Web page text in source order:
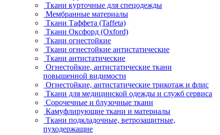
Ткани курточные для спецодежды
Мембранные материалы
Ткани Таффета (Taffeta)
Ткани Оксфорд (Oxford)
Ткани огнестойкие
Ткани огнестойкие антистатические
Ткани антистатические
Огнестойкие, антистатические ткани
повышенной видимости
Огнестойкие, антистатические трикотаж и флис
Ткани для медицинской одежды и служб сервиса
Сорочечные и блузочные ткани
Камуфлирующие ткани и материалы
Ткани подкладочные, ветрозащитные,
пуходержащие